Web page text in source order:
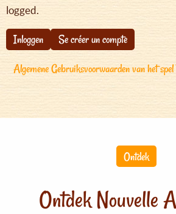
logged.
Inloggen
Se créer un compte
Algemene Gebruiksvoorwaarden van het
Ontdek
Ontdek Nouvelle